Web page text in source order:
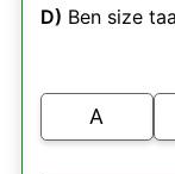
D) Ben size
A